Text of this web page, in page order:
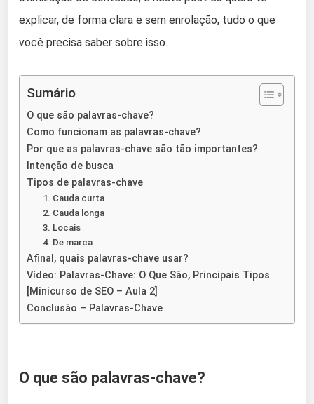
explicar, de forma clara e sem enrolação, tudo o que
você precisa saber sobre isso.
Sumário
O que são palavras-chave?
Como funcionam as palavras-chave?
Por que as palavras-chave são tão importantes?
Intenção de busca
Tipos de palavras-chave
1. Cauda curta
2. Cauda longa
3. Locais
4. De marca
Afinal, quais palavras-chave usar?
Vídeo: Palavras-Chave: O Que São, Principais Tipos
[Minicurso de SEO – Aula 2]
Conclusão – Palavras-Chave
O que são palavras-chave?